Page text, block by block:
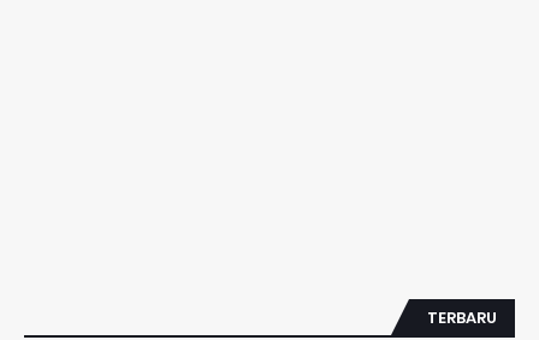
TERBARU